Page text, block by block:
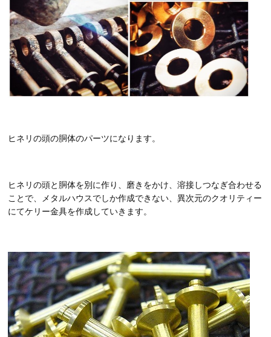
ヒネリの頭の胴体のパーツになります。
ヒネリの頭と胴体を別に作り、磨きをかけ、溶接しつなぎ合わせる
ことで、メタルハウスでしか作成できない、異次元のクオリティー
にてケリー金具を作成していきます。